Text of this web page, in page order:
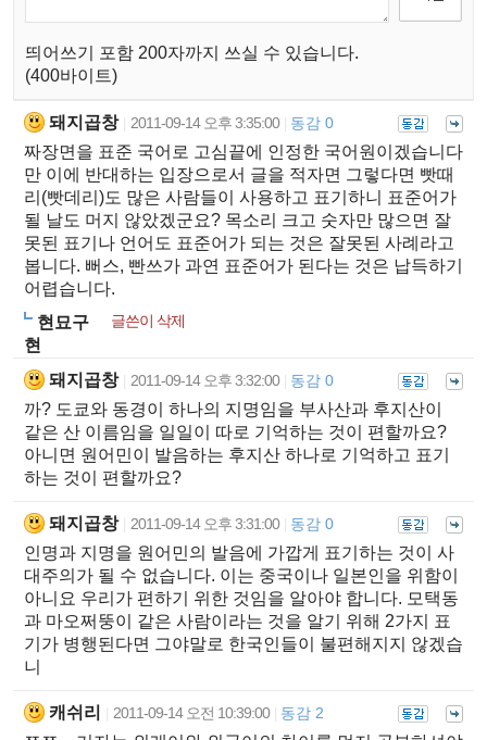
띄어쓰기 포함 200자까지 쓰실 수 있습니다.
(400바이트)
돼지곱창 2011-09-14 오후 3:35:00 동감 0
짜장면을 표준 국어로 고심끝에 인정한 국어원이겠습니다
만 이에 반대하는 입장으로서 글을 적자면 그렇다면 빳때
리(빳데리)도 많은 사람들이 사용하고 표기하니 표준어가
될 날도 머지 않았겠군요? 목소리 크고 숫자만 많으면 잘
못된 표기나 언어도 표준어가 되는 것은 잘못된 사례라고
봅니다. 뻐스, 빤쓰가 과연 표준어가 된다는 것은 납득하기
어렵습니다.
현묘구
현
글쓴이 삭제
돼지곱창 2011-09-14 오후 3:32:00 동감 0
까? 도쿄와 동경이 하나의 지명임을 부사산과 후지산이
같은 산 이름임을 일일이 따로 기억하는 것이 편할까요?
아니면 원어민이 발음하는 후지산 하나로 기억하고 표기
하는 것이 편할까요?
돼지곱창 2011-09-14 오후 3:31:00 동감 0
인명과 지명을 원어민의 발음에 가깝게 표기하는 것이 사
대주의가 될 수 없습니다. 이는 중국이나 일본인을 위함이
아니요 우리가 편하기 위한 것임을 알아야 합니다. 모택동
과 마오쩌뚱이 같은 사람이라는 것을 알기 위해 2가지 표
기가 병행된다면 그야말로 한국인들이 불편해지지 않겠습
니
캐쉬리 2011-09-14 오전 10:39:00 동감 2